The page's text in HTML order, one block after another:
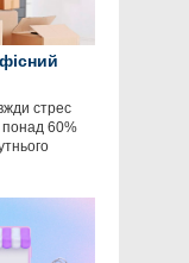
стрес
понад 60%